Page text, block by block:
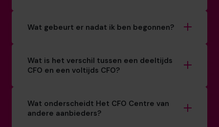
Wat gebeurt er nadat ik ben begonnen?
Wat is het verschil tussen een deeltijds
CFO en een voltijds CFO?
Wat onderscheidt Het CFO Centre van
andere aanbieders?